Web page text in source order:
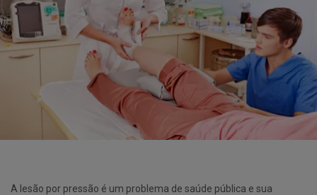
A lesão por pressão é um problema de saúde pública e sua